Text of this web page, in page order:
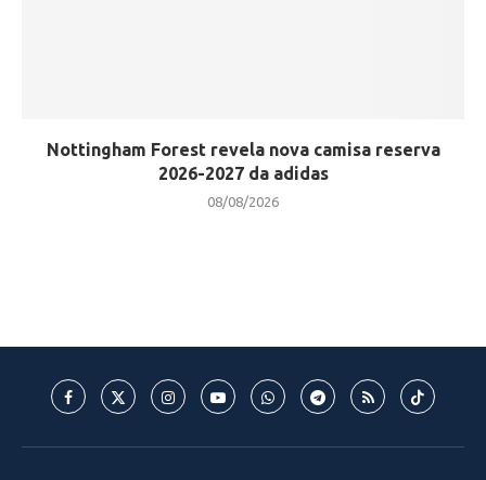
Nottingham Forest revela nova camisa reserva
2026-2027 da adidas
08/08/2026